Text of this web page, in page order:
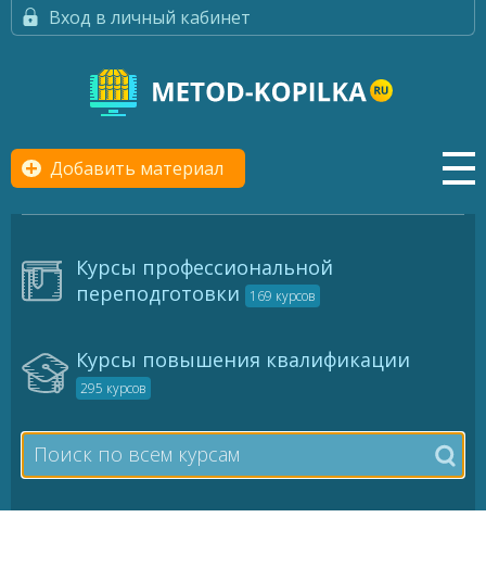
Вход в личный кабинет
Добавить материал
Курсы профессиональной
переподготовки
169 курсов
Курсы повышения квалификации
295 курсов